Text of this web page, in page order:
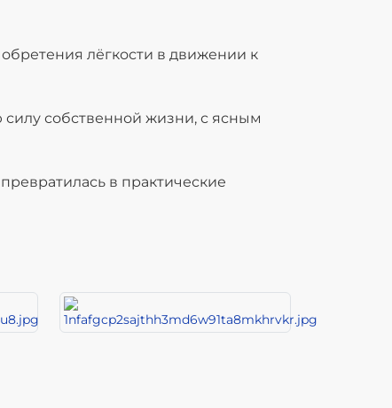
лёгкости в движении к
собственной жизни, с ясным
в практические